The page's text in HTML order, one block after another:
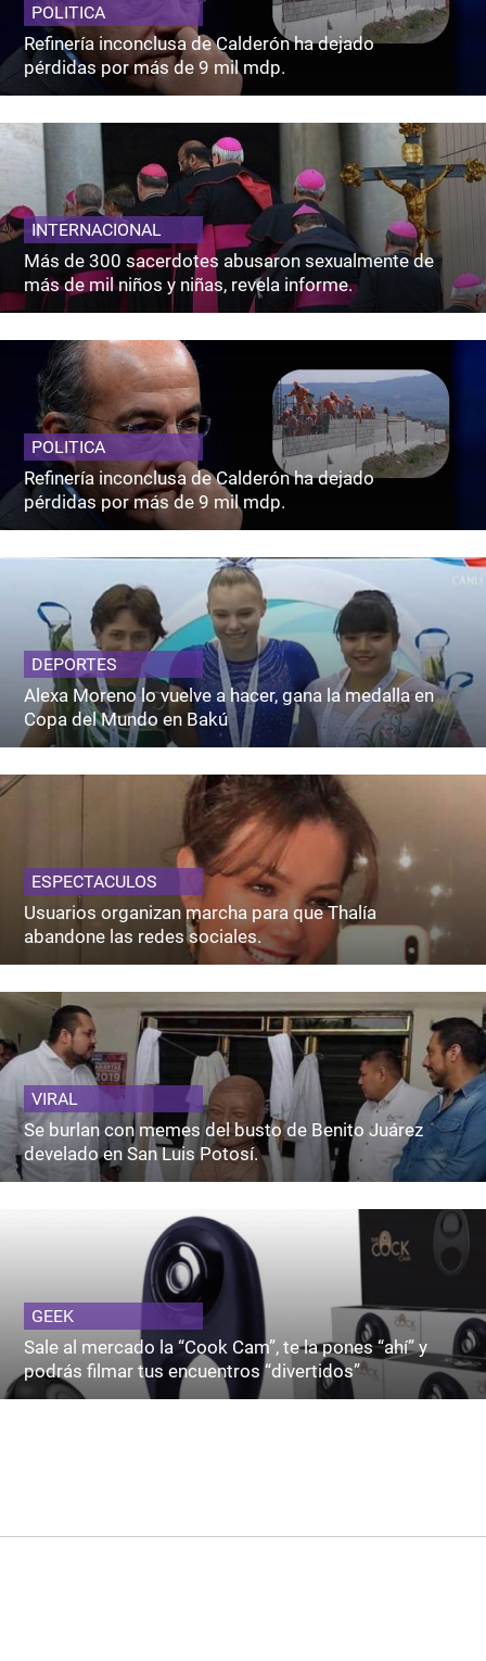
POLITICA
Refinería inconclusa de Calderón ha dejado
pérdidas por más de 9 mil mdp.
INTERNACIONAL
Más de 300 sacerdotes abusaron sexualmente de
más de mil niños y niñas, revela informe.
POLITICA
Refinería inconclusa de Calderón ha dejado
pérdidas por más de 9 mil mdp.
DEPORTES
Alexa Moreno lo vuelve a hacer, gana la medalla en
Copa del Mundo en Bakú
ESPECTACULOS
Usuarios organizan marcha para que Thalía
abandone las redes sociales.
VIRAL
Se burlan con memes del busto de Benito Juárez
develado en San Luis Potosí.
GEEK
Sale al mercado la “Cook Cam”, te la pones “ahí” y
podrás filmar tus encuentros “divertidos”